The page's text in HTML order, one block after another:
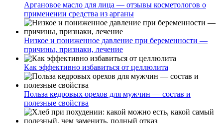
Аргановое масло для лица — отзывы косметологов о
применении средства из арганы
Низкое и пониженное давление при беременности —
причины, признаки, лечение
Как эффективно избавиться от целлюлита
Польза кедровых орехов для мужчин — состав и
полезные свойства